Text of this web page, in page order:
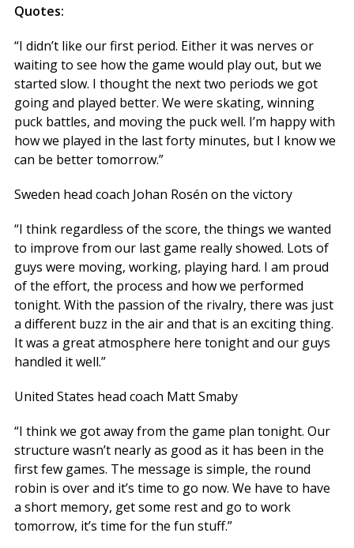
Quotes:
“I didn’t like our first period. Either it was nerves or
waiting to see how the game would play out, but we
started slow. I thought the next two periods we got
going and played better. We were skating, winning
puck battles, and moving the puck well. I’m happy with
how we played in the last forty minutes, but I know we
can be better tomorrow.”
Sweden head coach Johan Rosén on the victory
“I think regardless of the score, the things we wanted
to improve from our last game really showed. Lots of
guys were moving, working, playing hard. I am proud
of the effort, the process and how we performed
tonight. With the passion of the rivalry, there was just
a different buzz in the air and that is an exciting thing.
It was a great atmosphere here tonight and our guys
handled it well.”
United States head coach Matt Smaby
“I think we got away from the game plan tonight. Our
structure wasn’t nearly as good as it has been in the
first few games. The message is simple, the round
robin is over and it’s time to go now. We have to have
a short memory, get some rest and go to work
tomorrow, it’s time for the fun stuff.”